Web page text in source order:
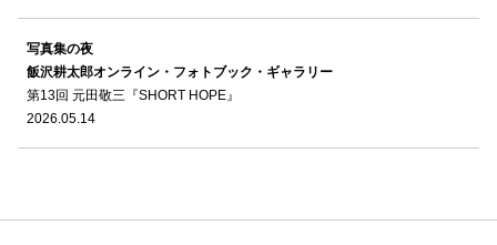
写真集の夜
飯沢耕太郎オンライン・フォトブック・ギャラリー
第13回 元田敬三『SHORT HOPE』
2026.05.14